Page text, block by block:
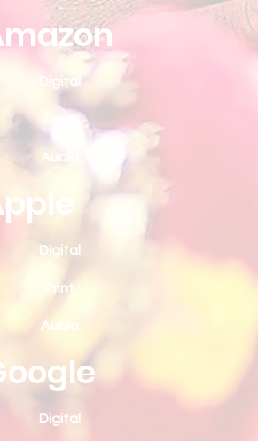
Digital
Audio
Digital
Print
Audio
Digital